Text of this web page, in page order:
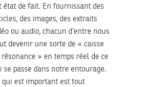
état de fait. En fournissant des
des images, des extraits
ou audio, chacun d’entre nous
devenir une sorte de « caisse
résonance » en temps réel de ce
se passe dans notre entourage.
qui est important est tout